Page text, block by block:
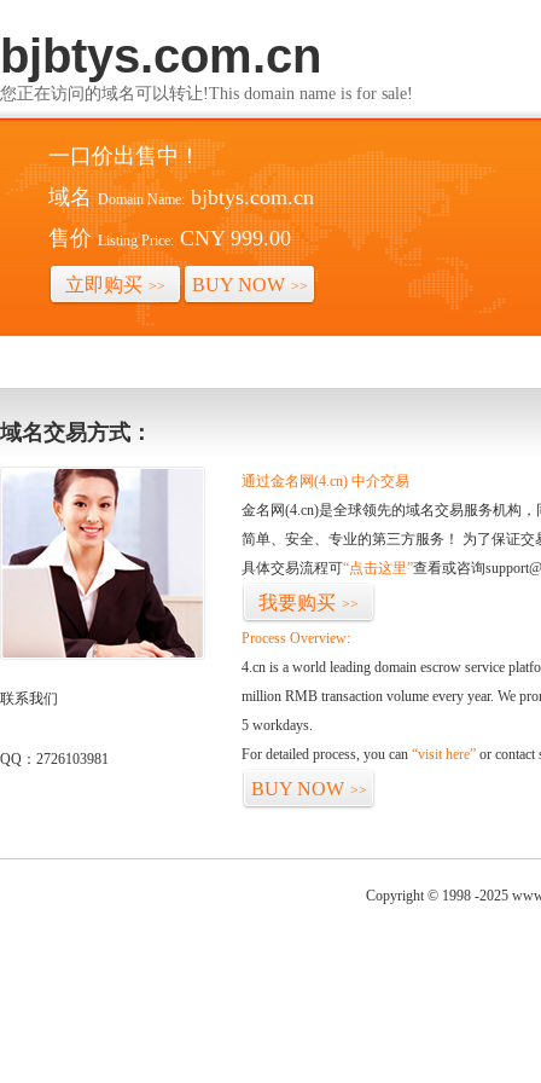
bjbtys.com.cn
您正在访问的域名可以转让!This domain name is for sale!
一口价出售中！
域名 Domain Name: bjbtys.com.cn
售价 Listing Price: CNY 999.00
立即购买 >> BUY NOW >>
域名交易方式：
联系我们
QQ：2726103981
通过金名网(4.cn) 中介交易
金名网(4.cn)是全球领先的域名交易服务机构
简单、安全、专业的第三方服务！ 为了保证
具体交易流程可“点击这里”查看或咨询
我要购买 >>
Process Overview:
4.cn is a world leading domain escrow service
million RMB transaction volume every year. We
5 workdays.
For detailed process, you can “visit here” or contact
BUY NOW >>
Copyright © 1998 -2025